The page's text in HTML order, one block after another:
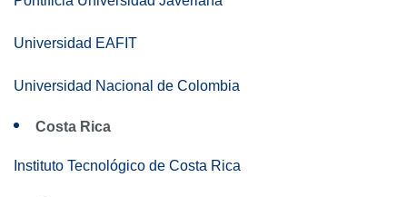
Universidad EAFIT
Universidad Nacional de Colombia
Costa Rica
Instituto Tecnológico de Costa Rica